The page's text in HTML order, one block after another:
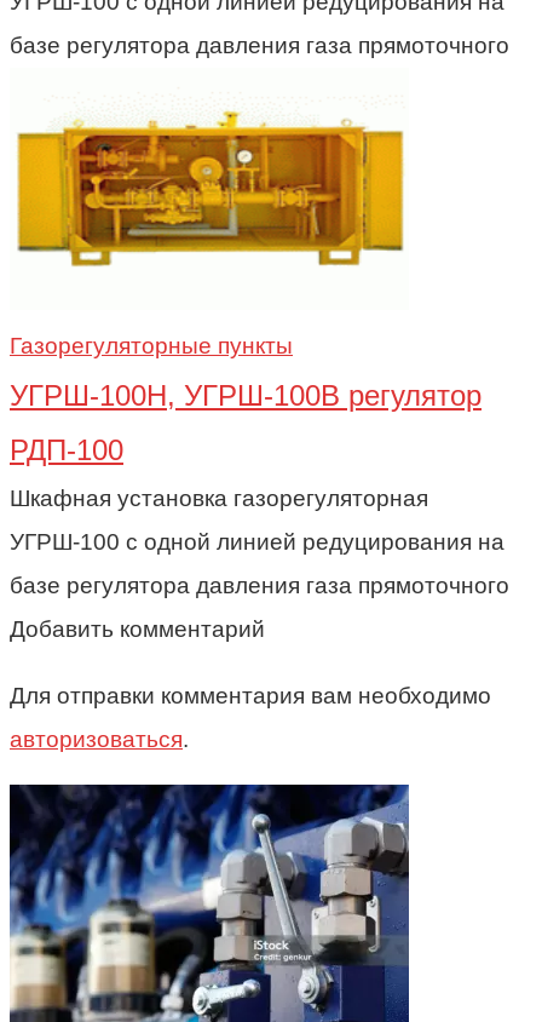
базе регулятора давления газа прямоточного
Газорегуляторные пункты
УГРШ-100Н, УГРШ-100В регулятор
РДП-100
Шкафная установка газорегуляторная
УГРШ-100 с одной линией редуцирования на
базе регулятора давления газа прямоточного
Добавить комментарий
Для отправки комментария вам необходимо
авторизоваться.